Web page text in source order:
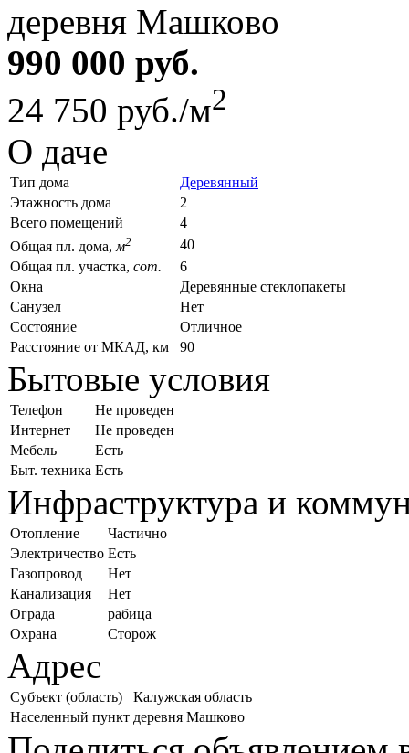
деревня Машково
990 000 руб.
24 750 руб./м2
О даче
Тип дома
Деревянный
Этажность дома
2
Всего помещений
4
Общая пл. дома, м2
40
Общая пл. участка, сот.
6
Окна
Деревянные стеклопакеты
Санузел
Нет
Состояние
Отличное
Расстояние от МКАД, км
90
Бытовые условия
Телефон
Не проведен
Интернет
Не проведен
Мебель
Есть
Быт. техника Есть
Инфраструктура и
Отопление
Частично
Электричество Есть
Газопровод
Нет
Канализация
Нет
Ограда
рабица
Охрана
Сторож
Адрес
Субъект (область)
Калужская область
Населенный пункт деревня Машково